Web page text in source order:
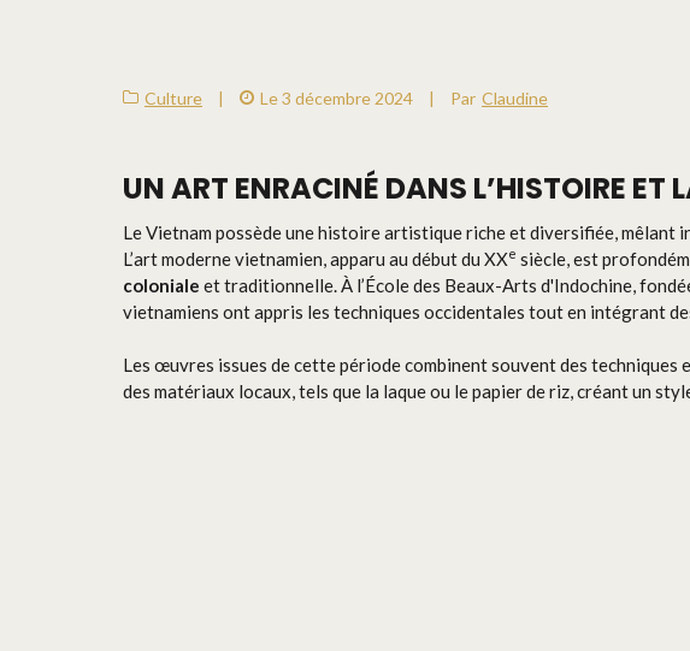
Culture | Le 3 décembre 2024 | Par Claudine
UN ART ENRACINÉ DANS L’HISTOIRE ET
Le Vietnam possède une histoire artistique riche et diversifiée, mêlant
L’art moderne vietnamien, apparu au début du XXe siècle, est
coloniale et traditionnelle. À l’École des Beaux-Arts d'Indochine,
vietnamiens ont appris les techniques occidentales tout en intégrant
Les œuvres issues de cette période combinent souvent des techniques
des matériaux locaux, tels que la laque ou le papier de riz, créant un